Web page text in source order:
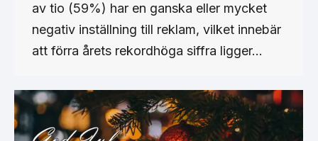
av tio (59%) har en ganska eller mycket
negativ inställning till reklam, vilket innebär
att förra årets rekordhöga siffra ligger…